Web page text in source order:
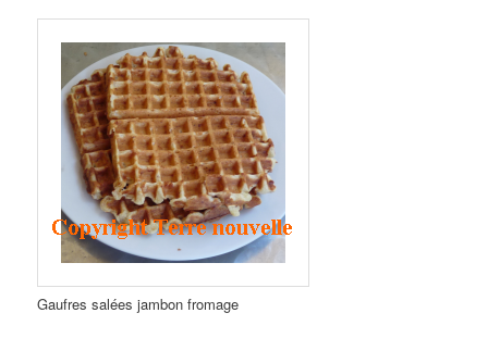
Gaufres salées jambon fromage